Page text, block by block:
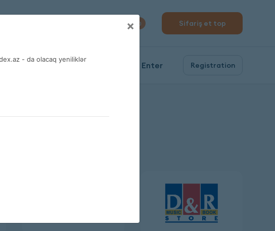
0 Sifariş et top
Enter Registration
×
- da olacaq yeniliklər